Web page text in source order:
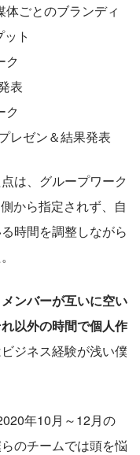
ごとのブランディ
ト
ク
表
ク
レゼン＆結果発表
は、グループワーク
から指定されず、自
時間を調整しながら
ンバーが互いに空い
以外の時間で個人作
ジネス経験が浅い僕
年10月～12月の
のチームでは頭を悩